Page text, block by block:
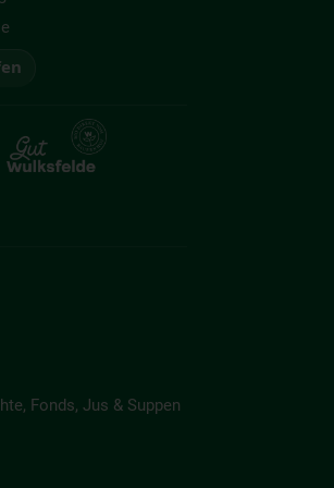
Fonds, Jus & Suppen